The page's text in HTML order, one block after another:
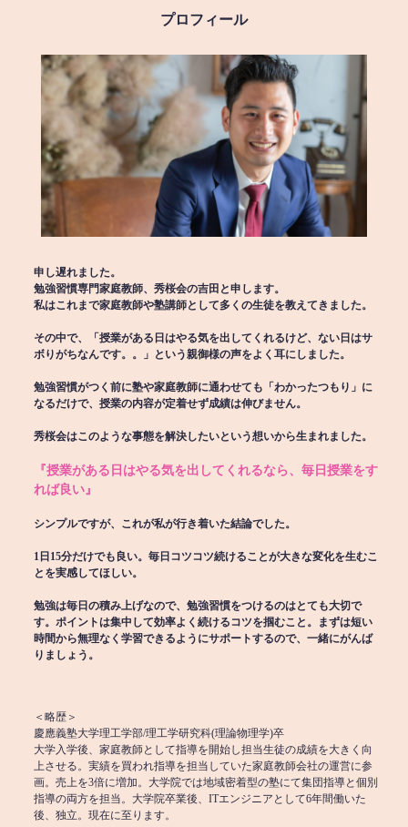
プロフィール
申し遅れました。
勉強習慣専門家庭教師、秀桜会の吉田と申します。
私はこれまで家庭教師や塾講師として多くの生徒を教えてきました。
その中で、「授業がある日はやる気を出してくれるけど、ない日はサ
ボりがちなんです。。」という親御様の声をよく耳にしました。
勉強習慣がつく前に塾や家庭教師に通わせても「わかったつもり」に
なるだけで、授業の内容が定着せず成績は伸びません。
秀桜会はこのような事態を解決したいという想いから生まれました。
『授業がある日はやる気を出してくれるなら、毎日授業をす
れば良い』
シンプルですが、これが私が行き着いた結論でした。
1日15分だけでも良い。毎日コツコツ続けることが大きな変化を生むこ
とを実感してほしい。
勉強は毎日の積み上げなので、勉強習慣をつけるのはとても大切で
す。ポイントは集中して効率よく続けるコツを掴むこと。まずは短い
時間から無理なく学習できるようにサポートするので、一緒にがんば
りましょう。
＜略歴＞
慶應義塾大学理工学部/理工学研究科(理論物理学)卒
大学入学後、家庭教師として指導を開始し担当生徒の成績を大きく向
上させる。実績を買われ指導を担当していた家庭教師会社の運営に参
画。売上を3倍に増加。大学院では地域密着型の塾にて集団指導と個別
指導の両方を担当。大学院卒業後、ITエンジニアとして6年間働いた
後、独立。現在に至ります。